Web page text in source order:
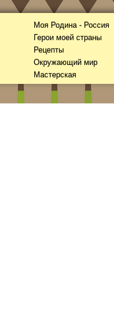
Моя Родина - Россия
Герои моей страны
Рецепты
Окружающий мир
Мастерская